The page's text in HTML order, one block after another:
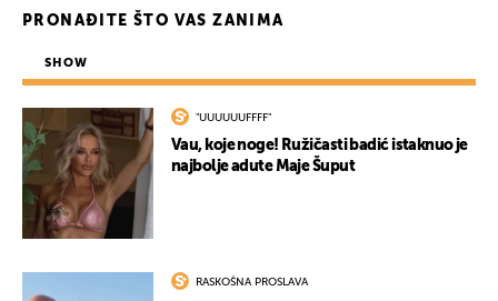
PRONAĐITE ŠTO VAS ZANIMA
SHOW
"UUUUUUFFFF"
Vau, koje noge! Ružičasti badić istaknuo je
najbolje adute Maje Šuput
RASKOŠNA PROSLAVA